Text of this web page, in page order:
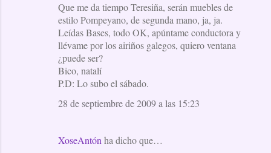
Que me da tiempo Teresiña, serán muebles de
estilo Pompeyano, de segunda mano, ja, ja.
Leídas Bases, todo OK, apúntame conductora y
llévame por los airiños galegos, quiero ventana
¿puede ser?
Bico, natalí
P.D: Lo subo el sábado.
28 de septiembre de 2009 a las 15:23
XoseAntón ha dicho que…